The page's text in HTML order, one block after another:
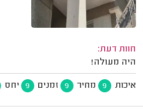
חוות דעת:
היה מעולה!
איכות 9 מחיר 9 זמנים 9 יחס